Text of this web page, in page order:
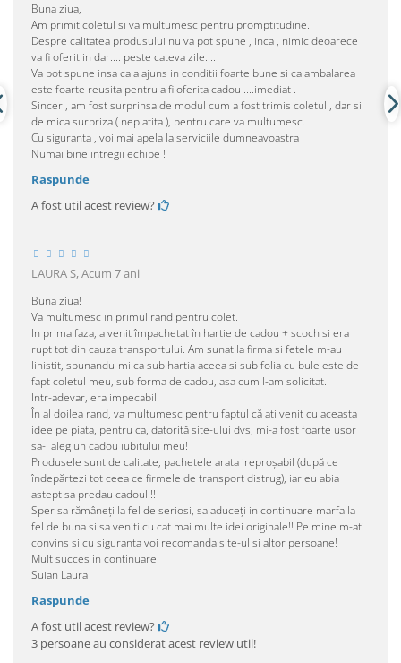
Buna ziua,
Am primit coletul si va multumesc pentru promptitudine.
Despre calitatea produsului nu va pot spune , inca , nimic deoarece
va fi oferit in dar.... peste cateva zile....
Va pot spune insa ca a ajuns in conditii foarte bune si ca ambalarea
este foarte reusita pentru a fi oferita cadou ....imediat .
Sincer , am fost surprinsa de modul cum a fost trimis coletul , dar si
de mica surpriza ( neplatita ), pentru care va multumesc.
Cu siguranta , voi mai apela la serviciile dumneavoastra .
Numai bine intregii echipe !
Raspunde
A fost util acest review?
LAURA S,Acum 7 ani
Buna ziua!
Va multumesc in primul rand pentru colet.
In prima faza, a venit împachetat în hartie de cadou + scoch si era
rupt tot din cauza transportului. Am sunat la firma si fetele m-au
linistit, spunandu-mi ca sub hartia aceea si sub folia cu bule este de
fapt coletul meu, sub forma de cadou, asa cum l-am solicitat.
Intr-adevar, era impecabil!
În al doilea rand, va multumesc pentru faptul că ati venit cu aceasta
idee pe piata, pentru ca, datorită site-ului dvs, mi-a fost foarte usor
sa-i aleg un cadou iubitului meu!
Produsele sunt de calitate, pachetele arata ireproșabil (după ce
îndepărtezi tot ceea ce firmele de transport distrug), iar eu abia
astept sa predau cadoul!!!
Sper sa rămâneți la fel de seriosi, sa aduceți in continuare marfa la
fel de buna si sa veniti cu cat mai multe idei originale!! Pe mine m-ati
convins si cu siguranta voi recomanda site-ul si altor persoane!
Mult succes in continuare!
Suian Laura
Raspunde
A fost util acest review?
3 persoane au considerat acest review util!